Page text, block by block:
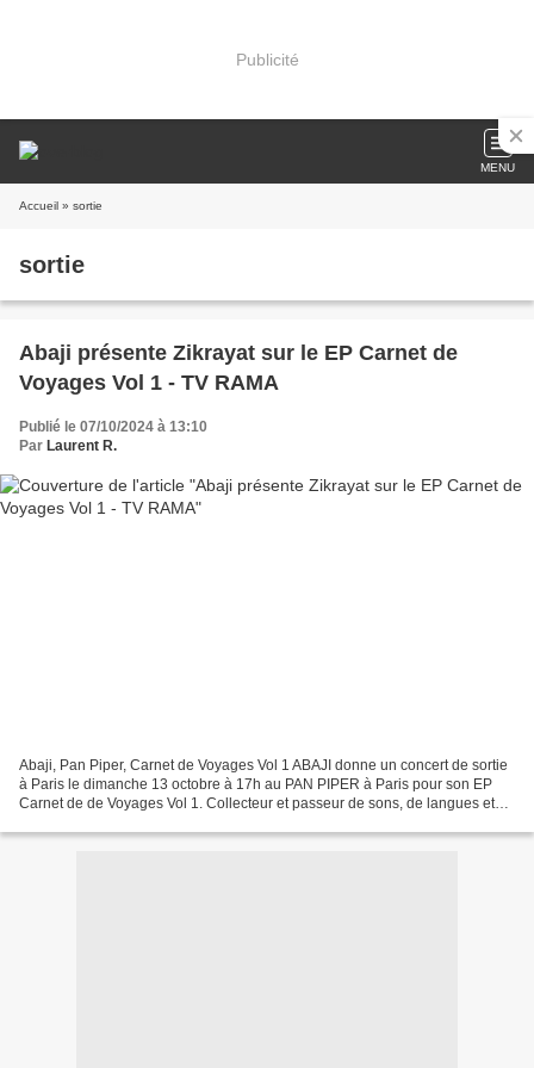
Publicité
MENU
Accueil » sortie
sortie
Abaji présente Zikrayat sur le EP Carnet de
Voyages Vol 1 - TV RAMA
Publié le 07/10/2024 à 13:10
Par Laurent R.
Abaji, Pan Piper, Carnet de Voyages Vol 1 ABAJI donne un concert de sortie
à Paris le dimanche 13 octobre à 17h au PAN PIPER à Paris pour son EP
Carnet de de Voyages Vol 1. Collecteur et passeur de sons, de langues et